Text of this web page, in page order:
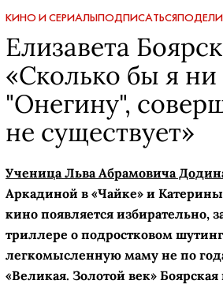
КИНО И СЕРИАЛЫПОДПИСАТЬСЯ
Елизавета
«Сколько бы я
"Онегину",
не существует»
Ученица Льва Абрамовича
Аркадиной в «Чайке» и
кино появляется избирательно,
триллере о подростковом
легкомысленную маму не по
«Великая. Золотой век»